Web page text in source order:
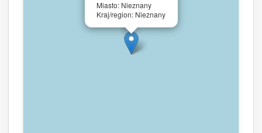
Miasto: Nieznany
Kraj/region: Nieznany